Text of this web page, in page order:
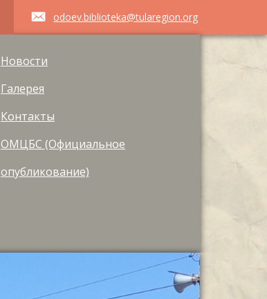
odoev.biblioteka@tularegion.org
Новости
Галерея
Контакты
ОМЦБС (Официальное
опубликование)